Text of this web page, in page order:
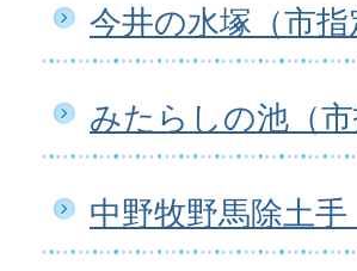
今井の水塚（市指
みたらしの池（
中野牧野馬除土